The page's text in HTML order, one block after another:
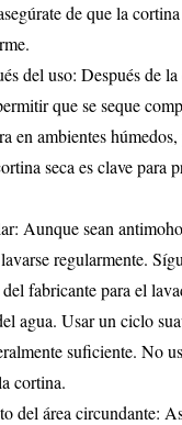
de que la
del uso: Después de
que se seque
en ambientes
seca es clave para
Aunque sean
regularmente.
fabricante para el
agua. Usar un ciclo
suficiente. No
cortina.
del área circundante: